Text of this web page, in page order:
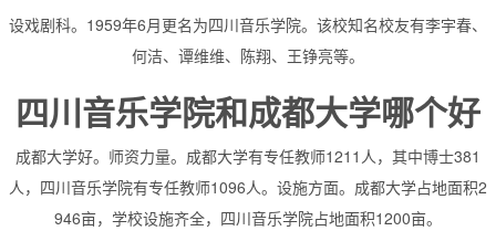
设戏剧科。1959年6月更名为四川音乐学院。该校知名校友有李宇春、
何洁、谭维维、陈翔、王铮亮等。
四川音乐学院和成都大学哪个好
成都大学好。师资力量。成都大学有专任教师1211人，其中博士381
人，四川音乐学院有专任教师1096人。设施方面。成都大学占地面积2
946亩，学校设施齐全，四川音乐学院占地面积1200亩。